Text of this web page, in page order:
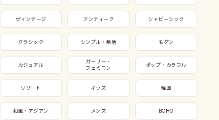
ヴィンテージ アンティーク シャビーシック
クラシック シンプル・無地 モダン
カジュアル
ガーリー・
フェミニン
ポップ・カラフル
リゾート キッズ 韓国
和風・アジアン メンズ BOHO